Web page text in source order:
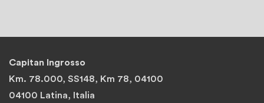
Capitan Ingrosso
Km. 78.000, SS148, Km 78, 04100
04100 Latina, Italia